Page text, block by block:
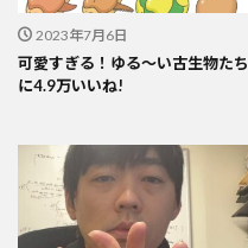
2023年7月6日
可愛すぎる！ゆる～い古生物たち
に4.9万いいね!